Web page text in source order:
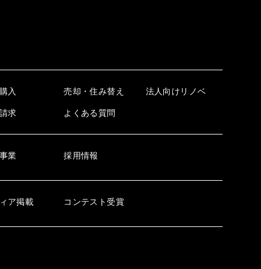
入 売却・住み替え 法人向けリノベ
求 よくある質問
業 採用情報
ア掲載 コンテスト受賞